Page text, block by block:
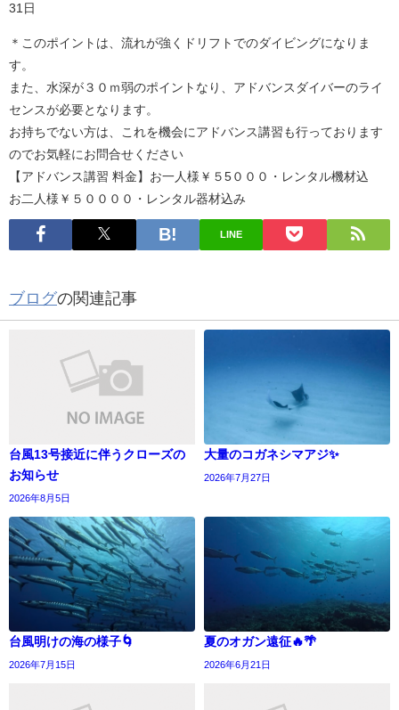
31日
＊このポイントは、流れが強くドリフトでのダイビングになりま
す。
また、水深が３０ｍ弱のポイントなり、アドバンスダイバーのライ
センスが必要となります。
お持ちでない方は、これを機会にアドバンス講習も行っております
のでお気軽にお問合せください
【アドバンス講習 料金】お一人様￥５5０００・レンタル機材込
お二人様￥５００００・レンタル器材込み
LINE
ブログの関連記事
台風13号接近に伴うクローズの
お知らせ
2026年8月5日
大量のコガネシマアジ✨
2026年7月27日
台風明けの海の様子🌀
2026年7月15日
夏のオガン遠征🔥🌴
2026年6月21日